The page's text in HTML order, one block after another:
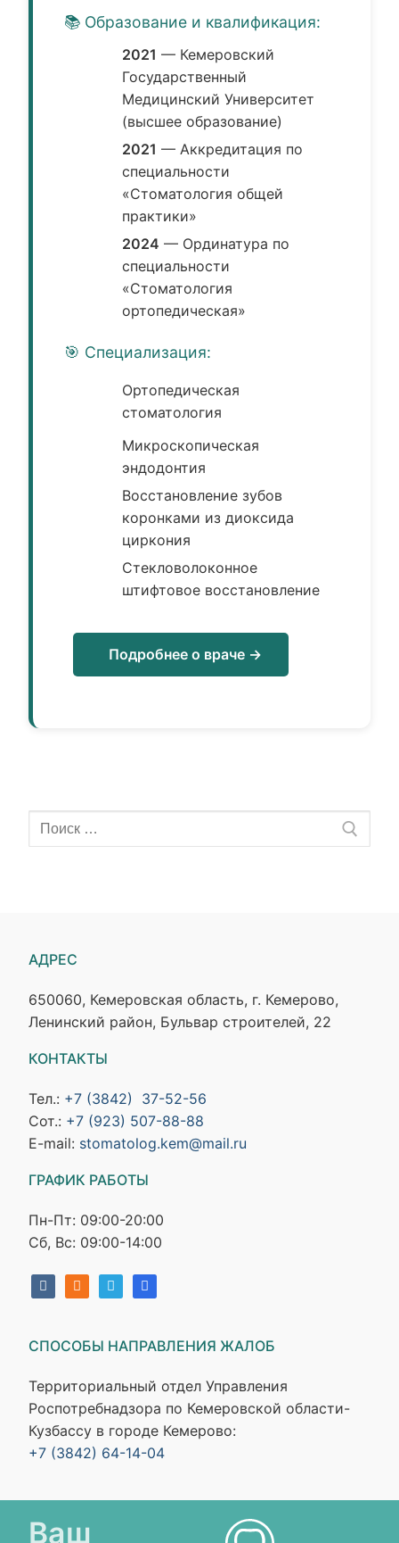
📚 Образование и квалификация:
2021 — Кемеровский
Государственный
Медицинский Университет
(высшее образование)
2021 — Аккредитация по
специальности
«Стоматология общей
практики»
2024 — Ординатура по
специальности
«Стоматология
ортопедическая»
🎯 Специализация:
Ортопедическая
стоматология
Микроскопическая
эндодонтия
Восстановление зубов
коронками из диоксида
циркония
Стекловолоконное
штифтовое восстановление
Подробнее о враче →
АДРЕС
650060, Кемеровская область, г. Кемерово,
Ленинский район, Бульвар строителей, 22
КОНТАКТЫ
Тел.: +7 (3842) 37-52-56
Сот.: +7 (923) 507-88-88
E-mail: stomatolog.kem@mail.ru
ГРАФИК РАБОТЫ
Пн-Пт: 09:00-20:00
Сб, Вс: 09:00-14:00
СПОСОБЫ НАПРАВЛЕНИЯ ЖАЛОБ
Территориальный отдел Управления
Роспотребнадзора по Кемеровской области-
Кузбассу в городе Кемерово:
+7 (3842) 64-14-04
Ваш